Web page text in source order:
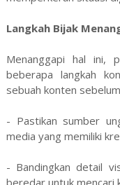
Langkah Bijak
Menanggapi hal ini,
beberapa langkah
sebuah konten
- Pastikan sumber
media yang memiliki
- Bandingkan detail